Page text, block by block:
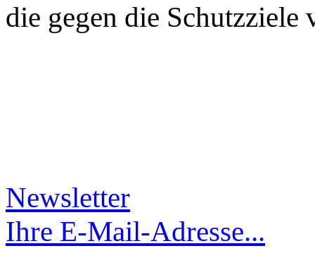
die gegen die Schutzziele
Newsletter
Ihre E-Mail-Adresse...